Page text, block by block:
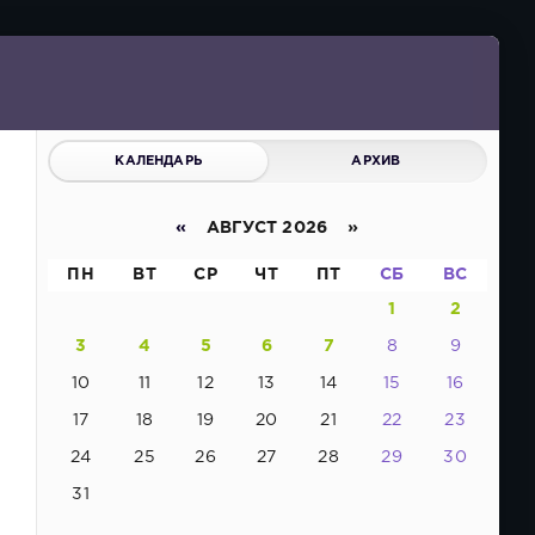
КАЛЕНДАРЬ АРХИВ
« АВГУСТ 2026 »
ПН ВТ СР ЧТ ПТ СБ ВС
1 2
3 4 5 6 7 8 9
10 11 12 13 14 15 16
17 18 19 20 21 22 23
24 25 26 27 28 29 30
31